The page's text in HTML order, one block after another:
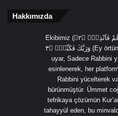
Hakkımızda
Ekibimiz (يَٓا اَيُّهَا الْمُدَّثِّرُۙ ﴿١﴾ قُمْ فَاَنْذِرْۙ ﴿٢﴾
وَرَبَّكَ فَكَبِّرْۙ ﴿٣ (Ey örtünüp bürünen, Kalk ve
uyar, Sadece Rabbini
esinlenerek, her
Rabbini yücelterek
bürünmüştür. Ümmet
tefrikaya çözümün
tahayyül eden, bu